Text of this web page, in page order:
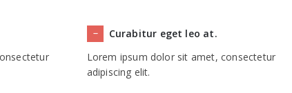
Curabitur eget leo at.
Lorem ipsum dolor sit amet, consectetur
adipiscing elit.